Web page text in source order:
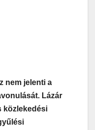
nem jelenti a
Lázár
közlekedési